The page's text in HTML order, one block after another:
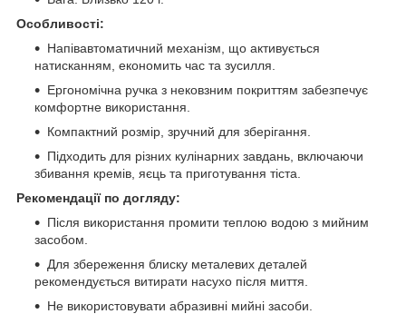
Особливості:
Напівавтоматичний механізм, що активується
натисканням, економить час та зусилля.
Ергономічна ручка з нековзним покриттям забезпечує
комфортне використання.
Компактний розмір, зручний для зберігання.
Підходить для різних кулінарних завдань, включаючи
збивання кремів, яєць та приготування тіста.
Рекомендації по догляду:
Після використання промити теплою водою з мийним
засобом.
Для збереження блиску металевих деталей
рекомендується витирати насухо після миття.
Не використовувати абразивні мийні засоби.